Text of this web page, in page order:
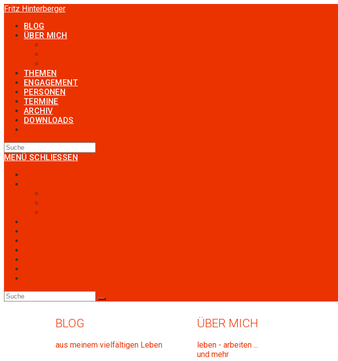
Fritz Hinterberger
BLOG
ÜBER MICH
THEMEN
ENGAGEMENT
PERSONEN
TERMINE
ARCHIV
DOWNLOADS
MENÜ SCHLIESSEN
BLOG
aus meinem vielfältigen Leben
ÜBER MICH
leben - arbeiten ...
und mehr